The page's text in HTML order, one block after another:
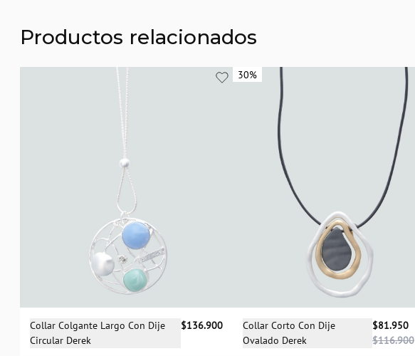
Productos relacionados
Selecciona una talla
Collar Colgante Largo Con Dije
Circular Derek
$136.900
30%
30%
Selecciona una talla
Collar Corto Con Dije
Ovalado Derek
$81.950
$116.900